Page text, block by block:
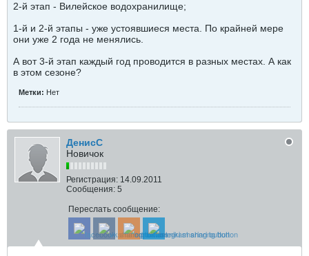
2-й этап - Вилейское водохранилище;
1-й и 2-й этапы - уже устоявшиеся места. По крайней мере
они уже 2 года не менялись.
А вот 3-й этап каждый год проводится в разных местах. А как
в этом сезоне?
Метки: Нет
ДенисС
Новичок
Регистрация: 14.09.2011
Сообщения: 5
Переслать сообщение: